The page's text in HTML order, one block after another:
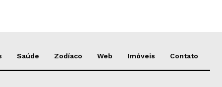
Saúde Zodíaco Web Imóveis Contato